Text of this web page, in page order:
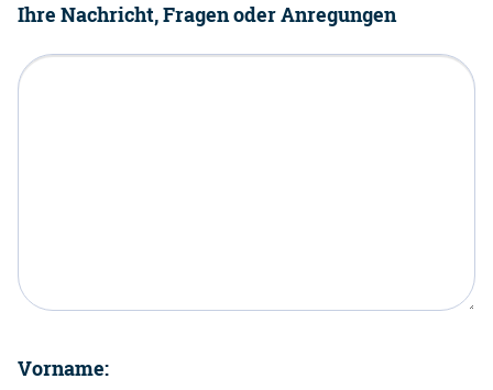
Ihre Nachricht, Fragen oder Anregungen
Vorname: